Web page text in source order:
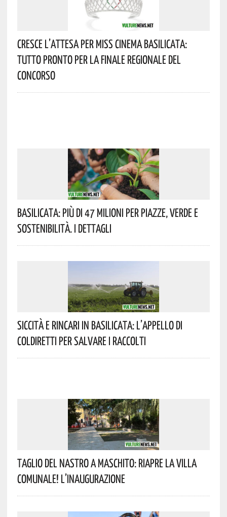
Cresce L’attesa Per Miss Cinema Basilicata:
Tutto Pronto Per La Finale Regionale Del
Concorso
Basilicata: Più Di 47 Milioni Per Piazze, Verde E
Sostenibilità. I Dettagli
Siccità E Rincari In Basilicata: L’appello Di
Coldiretti Per Salvare I Raccolti
Taglio Del Nastro A Maschito: Riapre La Villa
Comunale! L’inaugurazione